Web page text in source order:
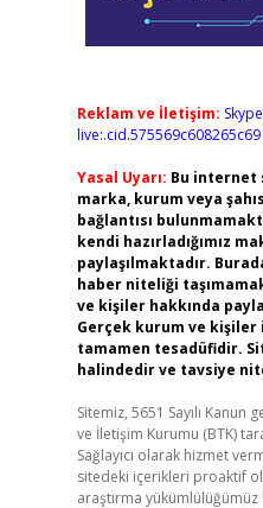
Reklam ve İletişim:
live:.cid.575569c608265c69
Yasal Uyarı: Bu internet
marka, kurum veya
bağlantısı
kendi hazırladığımız
paylaşılmaktadır.
haber niteliği
ve kişiler hakkında
Gerçek kurum ve
tamamen tesadüfidir.
halindedir ve tavsiye
Sitemiz, 5651 Sayılı
ve İletişim Kurumu (BTK)
Sağlayıcı olarak hizmet
sitedeki içerikleri proaktif
araştırma